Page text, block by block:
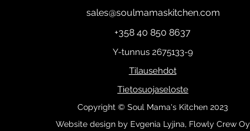
sales@soulmamaskitchen.com
+358 40 850 8637
Y-tunnus 2675133-9
Tilausehdot
Tietosuojaseloste
Copyright © Soul Mama's Kitchen 2023
Website design by Evgenia Lyjina, Flowly Crew Oy